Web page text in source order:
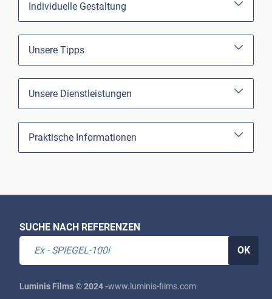
Individuelle Gestaltung
Unsere Tipps
Unsere Dienstleistungen
Praktische Informationen
SUCHE NACH REFERENZEN
OK
Luminis Films © 2024 -www.luminis-films.com